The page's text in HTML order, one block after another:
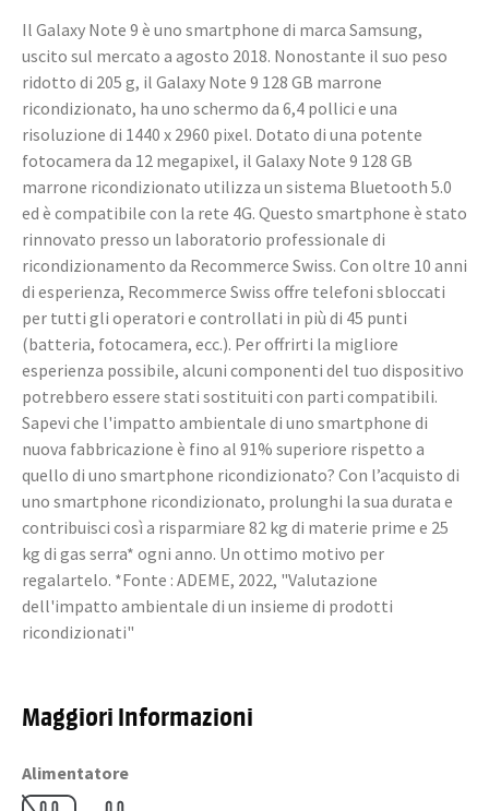
Il Galaxy Note 9 è uno smartphone di marca Samsung,
uscito sul mercato a agosto 2018. Nonostante il suo peso
ridotto di 205 g, il Galaxy Note 9 128 GB marrone
ricondizionato, ha uno schermo da 6,4 pollici e una
risoluzione di 1440 x 2960 pixel. Dotato di una potente
fotocamera da 12 megapixel, il Galaxy Note 9 128 GB
marrone ricondizionato utilizza un sistema Bluetooth 5.0
ed è compatibile con la rete 4G. Questo smartphone è stato
rinnovato presso un laboratorio professionale di
ricondizionamento da Recommerce Swiss. Con oltre 10 anni
di esperienza, Recommerce Swiss offre telefoni sbloccati
per tutti gli operatori e controllati in più di 45 punti
(batteria, fotocamera, ecc.). Per offrirti la migliore
esperienza possibile, alcuni componenti del tuo dispositivo
potrebbero essere stati sostituiti con parti compatibili.
Sapevi che l'impatto ambientale di uno smartphone di
nuova fabbricazione è fino al 91% superiore rispetto a
quello di uno smartphone ricondizionato? Con l’acquisto di
uno smartphone ricondizionato, prolunghi la sua durata e
contribuisci così a risparmiare 82 kg di materie prime e 25
kg di gas serra* ogni anno. Un ottimo motivo per
regalartelo. *Fonte : ADEME, 2022, "Valutazione
dell'impatto ambientale di un insieme di prodotti
ricondizionati"
Maggiori Informazioni
Alimentatore